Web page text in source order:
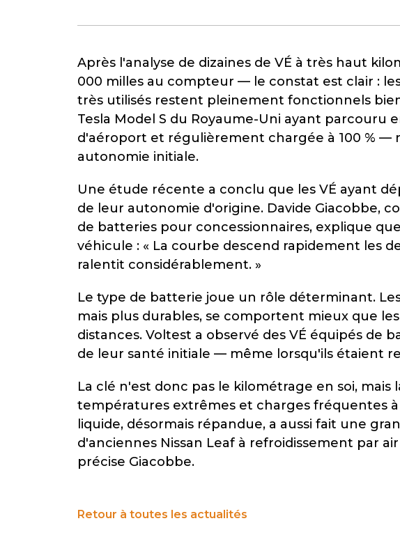
Après l'analyse de dizaines de VÉ à très haut
000 milles au compteur — le constat est clair :
très utilisés restent pleinement fonctionnels
Tesla Model S du Royaume-Uni ayant
d'aéroport et régulièrement chargée à 100 % —
autonomie initiale.
Une étude récente a conclu que les VÉ ayant
de leur autonomie d'origine. Davide Giacobbe,
de batteries pour concessionnaires, explique
véhicule : « La courbe descend rapidement les
ralentit considérablement. »
Le type de batterie joue un rôle déterminant.
mais plus durables, se comportent mieux que
distances. Voltest a observé des VÉ équipés de
de leur santé initiale — même lorsqu'ils étaient
La clé n'est donc pas le kilométrage en soi,
températures extrêmes et charges fréquentes
liquide, désormais répandue, a aussi fait une
d'anciennes Nissan Leaf à refroidissement par
précise Giacobbe.
Retour à toutes les actualités